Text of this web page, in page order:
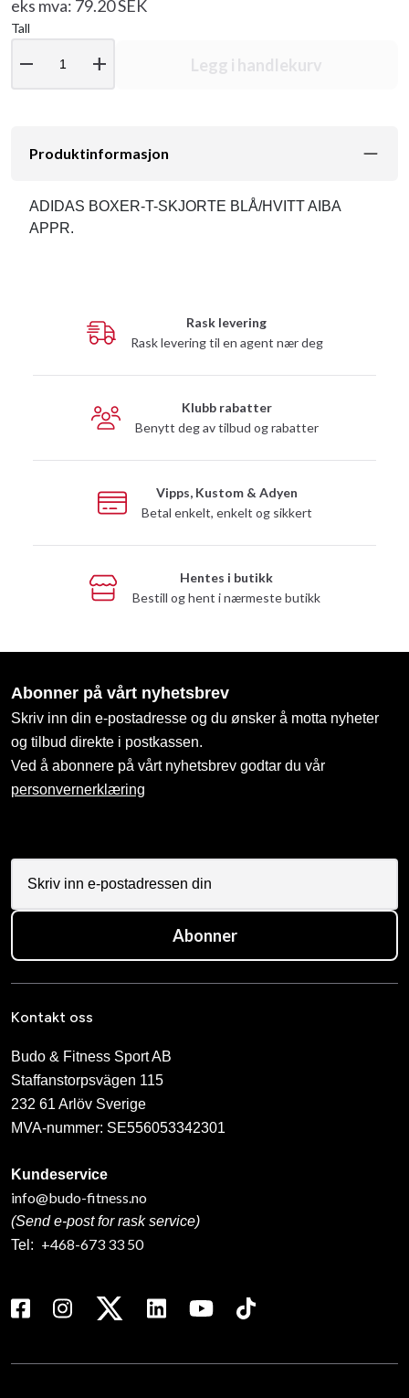
eks mva: 79.20 SEK
Tall
remove add Legg i handlekurv
Produktinformasjon
ADIDAS BOXER-T-SKJORTE BLÅ/HVITT AIBA
APPR.
Rask levering
Rask levering til en agent nær deg
Klubb rabatter
Benytt deg av tilbud og rabatter
Vipps, Kustom & Adyen
Betal enkelt, enkelt og sikkert
Hentes i butikk
Bestill og hent i nærmeste butikk
Abonner på vårt nyhetsbrev
Skriv inn din e-postadresse og du ønsker å motta nyheter
og tilbud direkte i postkassen.
Ved å abonnere på vårt nyhetsbrev godtar du vår
personvernerklæring
Abonner
Kontakt oss
Budo & Fitness Sport AB
Staffanstorpsvägen 115
232 61 Arlöv Sverige
MVA-nummer: SE556053342301
Kundeservice
info@budo-fitness.no
(Send e-post for rask service)
Tel: +468-673 33 50